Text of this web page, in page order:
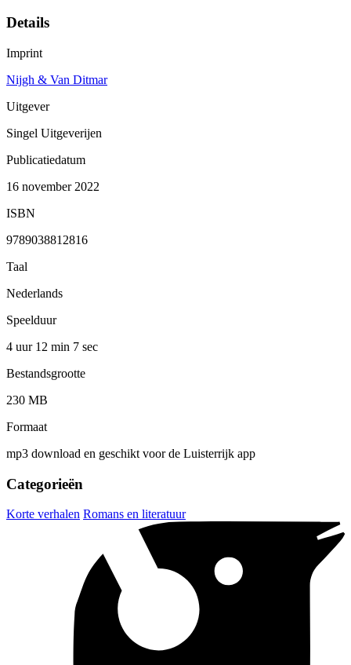
Details
Imprint
Nijgh & Van Ditmar
Uitgever
Singel Uitgeverijen
Publicatiedatum
16 november 2022
ISBN
9789038812816
Taal
Nederlands
Speelduur
4 uur 12 min 7 sec
Bestandsgrootte
230 MB
Formaat
mp3 download en geschikt voor de Luisterrijk app
Categorieën
Korte verhalen Romans en literatuur